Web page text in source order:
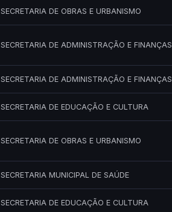
SECRETARIA DE OBRAS E URBANISMO
SECRETARIA DE ADMINISTRAÇÃO E FINANÇAS
SECRETARIA DE ADMINISTRAÇÃO E FINANÇAS
SECRETARIA DE EDUCAÇÃO E CULTURA
SECRETARIA DE OBRAS E URBANISMO
SECRETARIA MUNICIPAL DE SAÚDE
SECRETARIA DE EDUCAÇÃO E CULTURA